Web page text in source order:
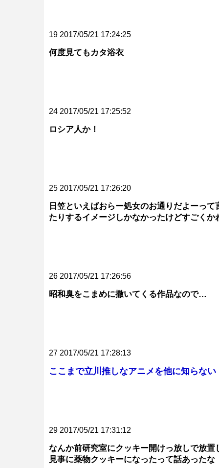
19 2017/05/21 17:24:25
何度見てもカタ浴衣
24 2017/05/21 17:25:52
ロシア人か！
25 2017/05/21 17:26:20
日笠といえばおらー処女のお通りだよーっ
たりするイメージしかなかったけどすごく
26 2017/05/21 17:26:56
昭和臭をこまめに撒いてくる作品なので…
27 2017/05/21 17:28:13
ここまで立川推しなアニメを他に知らない
29 2017/05/21 17:31:12
なんか前研究室にクッキー開けっ放しで放置
見事に薬物クッキーになったって話あったな